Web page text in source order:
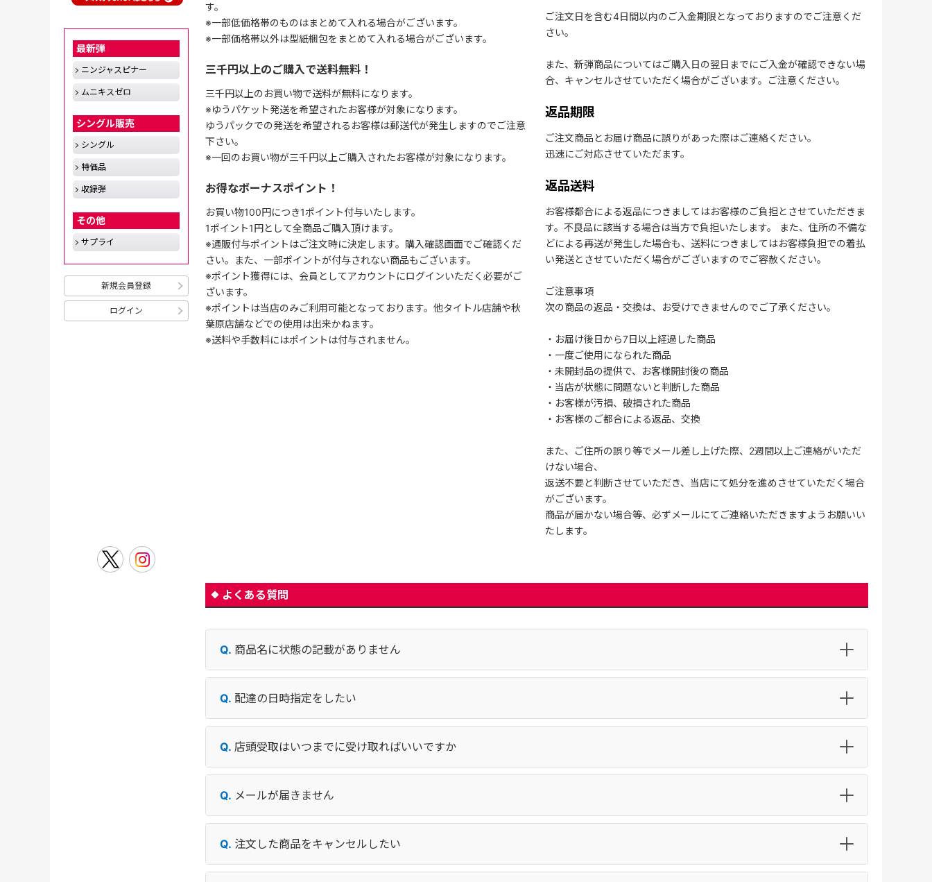
す。
※一部低価格帯のものはまとめて入れる場合がございます。
※一部価格帯以外は型紙梱包をまとめて入れる場合がございます。
三千円以上のご購入で送料無料！
三千円以上のお買い物で送料が無料になります。
※ゆうパケット発送を希望されたお客様が対象になります。
ゆうパックでの発送を希望されるお客様は郵送代が発生しますのでご注意
下さい。
※一回のお買い物が三千円以上ご購入されたお客様が対象になります。
お得なボーナスポイント！
お買い物100円につき1ポイント付与いたします。
1ポイント1円として全商品ご購入頂けます。
※通販付与ポイントはご注文時に決定します。購入確認画面でご確認くだ
さい。また、一部ポイントが付与されない商品もございます。
※ポイント獲得には、会員としてアカウントにログインいただく必要がご
ざいます。
※ポイントは当店のみご利用可能となっております。他タイトル店舗や秋
葉原店舗などでの使用は出来かねます。
※送料や手数料にはポイントは付与されません。
ご注文日を含む4日間以内のご入金期限となっておりますのでご注意くだ
さい。
また、新弾商品についてはご購入日の翌日までにご入金が確認できない場
合、キャンセルさせていただく場合がございます。ご注意ください。
返品期限
ご注文商品とお届け商品に誤りがあった際はご連絡ください。
迅速にご対応させていただます。
返品送料
お客様都合による返品につきましてはお客様のご負担とさせていただきま
す。不良品に該当する場合は当方で負担いたします。 また、住所の不備な
どによる再送が発生した場合も、送料につきましてはお客様負担での着払
い発送とさせていただく場合がございますのでご容赦ください。
ご注意事項
次の商品の返品・交換は、お受けできませんのでご了承ください。
・お届け後日から7日以上経過した商品
・一度ご使用になられた商品
・未開封品の提供で、お客様開封後の商品
・当店が状態に問題ないと判断した商品
・お客様が汚損、破損された商品
・お客様のご都合による返品、交換
また、ご住所の誤り等でメール差し上げた際、2週間以上ご連絡がいただ
けない場合、
返送不要と判断させていただき、当店にて処分を進めさせていただく場合
がございます。
商品が届かない場合等、必ずメールにてご連絡いただきますようお願いい
たします。
よくある質問
商品名に状態の記載がありません
配達の日時指定をしたい
店頭受取はいつまでに受け取ればいいですか
メールが届きません
注文した商品をキャンセルしたい
最新弾
ニンジャスピナー
ムニキスゼロ
シングル販売
シングル
特価品
収録弾
その他
サプライ
新規会員登録
ログイン